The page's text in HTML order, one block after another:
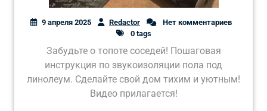
9 апреля 2025 Redactor
Нет комментариев
0 tags
Забудьте о топоте соседей! Пошаговая
инструкция по звукоизоляции пола под
линолеум. Сделайте свой дом тихим и уютным!
Видео прилагается!